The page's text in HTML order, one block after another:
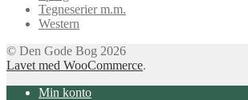
Tegneserier m.m.
Western
© Den Gode Bog 2026
Lavet med WooCommerce.
Min konto